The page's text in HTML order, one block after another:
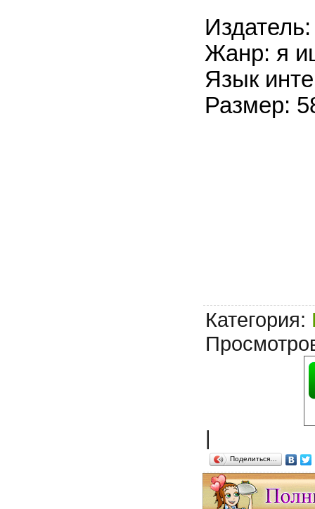
Жанр: я
Язык
Размер:
Категория:
|
Поделиться…